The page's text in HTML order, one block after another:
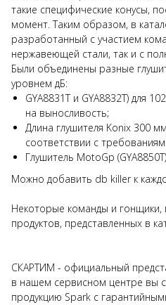
такие специфические конусы,
момент. Таким образом, в
разработанный с участием
нержавеющей стали, так и с
Были объединены разные
уровнем дБ:
GYA8831T и GYA8832T) для
на выносливость;
Длина глушителя Konix 300
соответствии с
Глушитель MotoGp
Можно добавить db killer к
Некоторые команды и гонщики,
продуктов, представленных в
СКАРТИМ - официальный
в нашем сервисном центре вы
продукцию Spark с